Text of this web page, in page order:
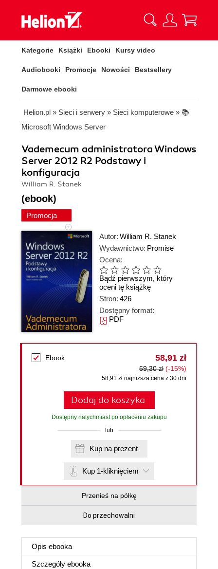
Kategorie Książki Ebooki Kursy video
Audiobooki Promocje Nowości Bestsellery
Darmowe ebooki
Helion.pl » Sieci i serwery » Sieci komputerowe » 📚
Microsoft Windows Server
Vademecum administratora Windows
Server 2012 R2 Podstawy i
konfiguracja
William R. Stanek
(ebook)
Promocja
Autor: William R. Stanek
Wydawnictwo: Promise
Ocena:
Bądź pierwszym, który
oceni tę książkę
Stron: 426
Dostępny format:
PDF
Ebook 58,91 zł
69,30 zł (-15%)
58,91 zł najniższa cena z 30 dni
Dodaj do koszyka
Dostępny natychmiast po opłaceniu zakupu
lub
Kup na prezent
Kup 1-kliknięciem
Przenieś na półkę
Do przechowalni
Opis ebooka
Szczegóły ebooka